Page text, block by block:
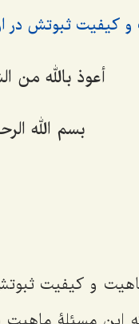
ثبوتش در
أعوذ بالله من
بسم الله
و کیفیت